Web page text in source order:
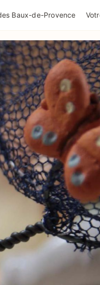
Baux-de-Provence
POLITIQUE DE